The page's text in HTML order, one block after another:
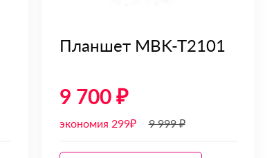
Планшет MBK-T2101
9 700 ₽
экономия 299₽ 9 999 ₽